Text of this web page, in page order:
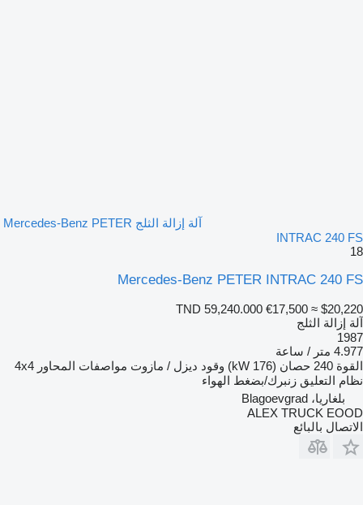
آلة إزالة الثلج Mercedes-Benz PETER
INTRAC 240 FS
18
Mercedes-Benz PETER INTRAC 240 FS
TND 59,240.000 €17,500 ≈ $20,220
آلة إزالة الثلج
1987
4.977 متر / ساعة
القوة 240 حصان (176 kW) وقود ديزل / مازوت مواصفات المحاور 4x4
نظام التعليق زنبرك/بضغط الهواء
بلغاريا، Blagoevgrad
ALEX TRUCK EOOD
الاتصال بالبائع